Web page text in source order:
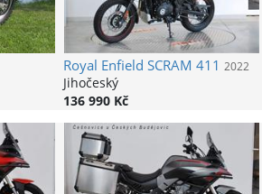
Royal Enfield SCRAM 411 2022
Jihočeský
136 990 Kč